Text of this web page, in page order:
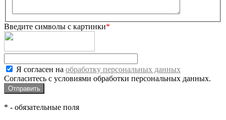
Введите символы с картинки*
Я согласен на обработку персональных данных
Согласитесь с условиями обработки персональных данных.
* - обязательные поля